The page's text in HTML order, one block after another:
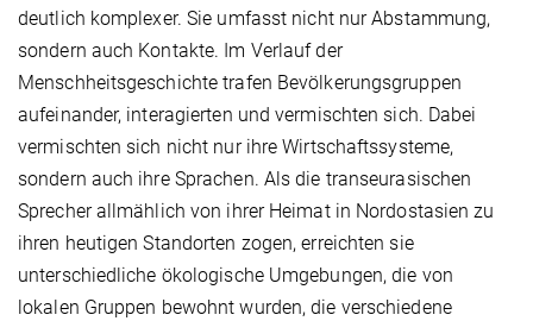
deutlich komplexer. Sie umfasst nicht nur Abstammung,
sondern auch Kontakte. Im Verlauf der
Menschheitsgeschichte trafen Bevölkerungsgruppen
aufeinander, interagierten und vermischten sich. Dabei
vermischten sich nicht nur ihre Wirtschaftssysteme,
sondern auch ihre Sprachen. Als die transeurasischen
Sprecher allmählich von ihrer Heimat in Nordostasien zu
ihren heutigen Standorten zogen, erreichten sie
unterschiedliche ökologische Umgebungen, die von
lokalen Gruppen bewohnt wurden, die verschiedene